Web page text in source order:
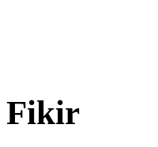
Fikir